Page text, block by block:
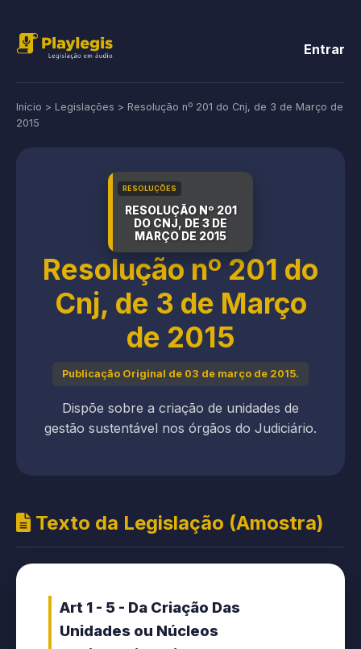
Entrar
Início > Legislações > Resolução nº 201 do Cnj, de 3 de Março de
2015
RESOLUÇÕES
RESOLUÇÃO Nº 201
DO CNJ, DE 3 DE
MARÇO DE 2015
Resolução nº 201 do
Cnj, de 3 de Março
de 2015
Publicação Original de 03 de março de 2015.
Dispõe sobre a criação de unidades de
gestão sustentável nos órgãos do Judiciário.
Texto da Legislação (Amostra)
Art 1 - 5 - Da Criação Das
Unidades ou Núcleos